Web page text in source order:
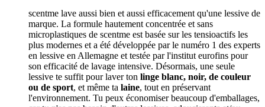
scentme lave aussi bien et aussi efficacement qu'une lessive de
marque. La formule hautement concentrée et sans
microplastiques de scentme est basée sur les tensioactifs les
plus modernes et a été développée par le numéro 1 des experts
en lessive en Allemagne et testée par l'institut eurofins pour
son efficacité de lavage intensive. Désormais, une seule
lessive te suffit pour laver ton linge blanc, noir, de couleur
ou de sport, et même ta laine, tout en préservant
l'environnement. Tu peux économiser beaucoup d'emballages,